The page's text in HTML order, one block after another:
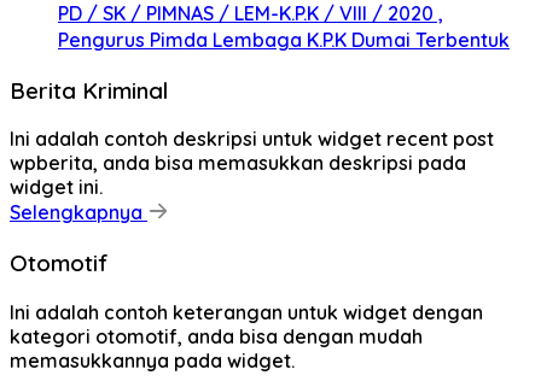
PD / SK / PIMNAS / LEM-K.P.K / VIII / 2020 ,
Pengurus Pimda Lembaga K.P.K Dumai Terbentuk
Berita Kriminal
Ini adalah contoh deskripsi untuk widget recent post
wpberita, anda bisa memasukkan deskripsi pada
widget ini.
Selengkapnya
Otomotif
Ini adalah contoh keterangan untuk widget dengan
kategori otomotif, anda bisa dengan mudah
memasukkannya pada widget.